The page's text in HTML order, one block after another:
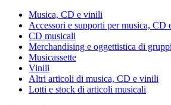
Musica, CD e vinili
Accessori e supporti per musica, CD
CD musicali
Merchandising e oggettistica di
Musicassette
Vinili
Altri articoli di musica, CD e vinili
Lotti e stock di articoli musicali